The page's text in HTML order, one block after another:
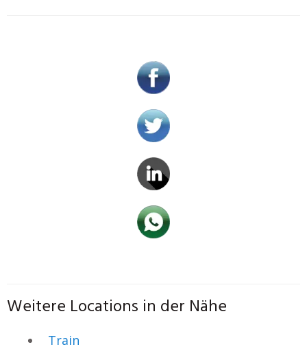
Weitere Locations in der Nähe
Train